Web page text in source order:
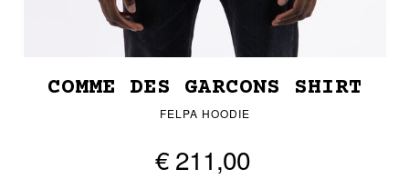
COMME DES GARCONS SHIRT
FELPA HOODIE
€ 211,00